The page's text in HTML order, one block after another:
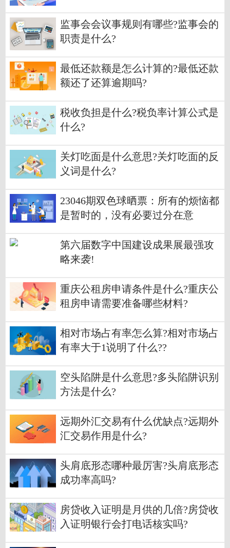
监事会会议事规则有哪些?监事会的
职责是什么?
最低还款额是怎么计算的?最低还款
额还了还算逾期吗?
税收负担是什么?税负率计算公式是
什么?
关灯吃面是什么意思?关灯吃面的反
义词是什么?
23046期双色球晒票：所有的烦恼都
是暂时的，没有必要过分在意
第六届数字中国建设成果展最强攻
略来袭!
重庆公租房申请条件是什么?重庆公
租房申请需要准备哪些材料?
相对市场占有率怎么算?相对市场占
有率大于1说明了什么??
空头陷阱是什么意思?多头陷阱识别
方法是什么?
远期外汇交易有什么优缺点?远期外
汇交易作用是什么?
头肩底形态哪种最厉害?头肩底形态
成功率高吗?
房贷收入证明是月供的几倍?房贷收
入证明银行会打电话核实吗?